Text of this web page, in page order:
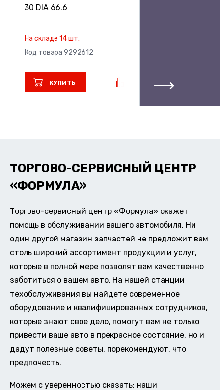
30 DIA 66.6
На складе 14 шт.
Код товара 9292612
КУПИТЬ
ТОРГОВО-СЕРВИСНЫЙ ЦЕНТР
«ФОРМУЛА»
Торгово-сервисный центр «Формула» окажет
помощь в обслуживании вашего автомобиля. Ни
один другой магазин запчастей не предложит вам
столь широкий ассортимент продукции и услуг,
которые в полной мере позволят вам качественно
заботиться о вашем авто. На нашей станции
техобслуживания вы найдете современное
оборудование и квалифицированных сотрудников,
которые знают свое дело, помогут вам не только
привести ваше авто в прекрасное состояние, но и
дадут полезные советы, порекомендуют, что
предпочесть.
Можем с уверенностью сказать: наши